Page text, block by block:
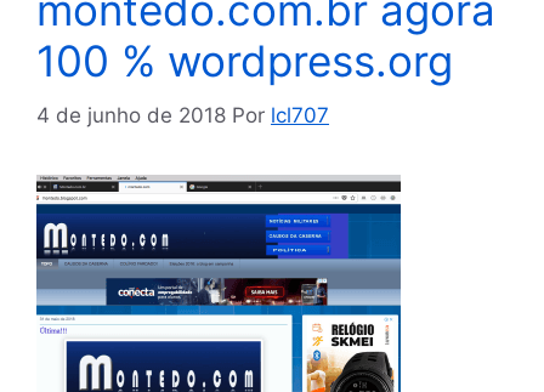
100 % wordpress.org
4 de junho de 2018 Por lcl707